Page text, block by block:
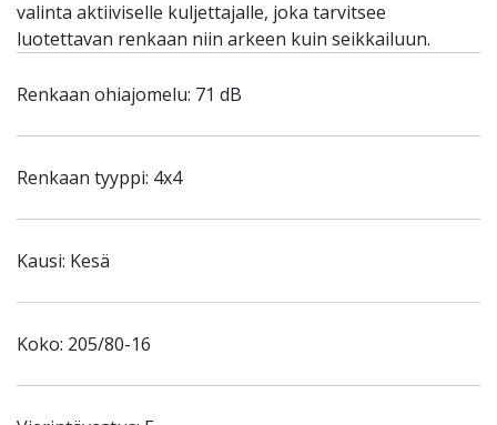
valinta aktiiviselle kuljettajalle, joka tarvitsee
luotettavan renkaan niin arkeen kuin seikkailuun.
Renkaan ohiajomelu: 71 dB
Renkaan tyyppi: 4x4
Kausi: Kesä
Koko: 205/80-16